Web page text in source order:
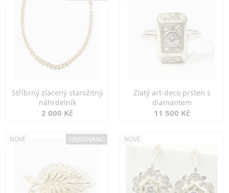
Stříbrný zlacený starožitný
náhrdelník
2 000 Kč
Zlatý art-deco prsten s
diamantem
11 500 Kč
NOVÉ OBJEDNÁNO NOVÉ